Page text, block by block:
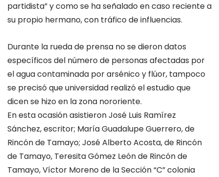
partidista” y como se ha señalado en caso reciente a
su propio hermano, con tráfico de influencias.
Durante la rueda de prensa no se dieron datos
específicos del número de personas afectadas por
el agua contaminada por arsénico y flúor, tampoco
se precisó que universidad realizó el estudio que
dicen se hizo en la zona nororiente.
En esta ocasión asistieron José Luis Ramírez
Sánchez, escritor; María Guadalupe Guerrero, de
Rincón de Tamayo; José Alberto Acosta, de Rincón
de Tamayo, Teresita Gómez León de Rincón de
Tamayo, Víctor Moreno de la Sección “C” colonia